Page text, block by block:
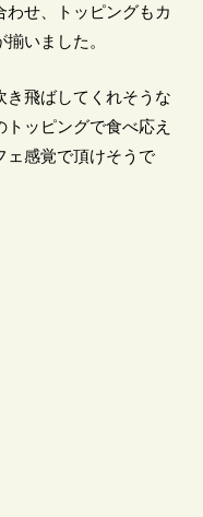
わせ、トッピングもカ
いました。
き飛ばしてくれそうな
ッピングで食べ応え
ェ感覚で頂けそうで